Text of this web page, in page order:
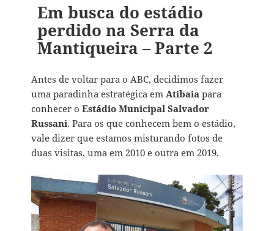
Em busca do estádio
perdido na Serra da
Mantiqueira – Parte 2
Antes de voltar para o ABC, decidimos fazer
uma paradinha estratégica em Atibaia para
conhecer oEstádio Municipal Salvador
Russani. Para os que conhecem bem o estádio,
vale dizer que estamos misturando fotos de
duas visitas, uma em 2010 e outra em 2019.